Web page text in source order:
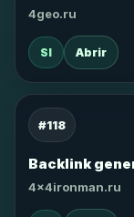
4geo.ru
SI Abrir
#118
Backlink
4x4ironman.ru